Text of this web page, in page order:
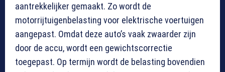
aantrekkelijker gemaakt. Zo wordt de
motorrijtuigenbelasting voor elektrische voertuigen
aangepast. Omdat deze auto’s vaak zwaarder zijn
door de accu, wordt een gewichtscorrectie
toegepast. Op termijn wordt de belasting bovendien